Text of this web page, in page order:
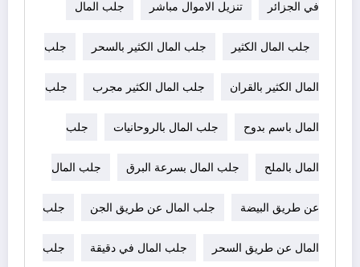
في الجزائر تنزيل الاموال مباشر جلب المال
جلب المال الكثير جلب المال الكثير بالسحر جلب
المال الكثير بالقران جلب المال الكثير مجرب جلب
المال باسم بدوح جلب المال بالروحانيات جلب
المال بالملح جلب المال بسرعة البرق جلب المال
عن طريق البيضة جلب المال عن طريق الجن جلب
المال عن طريق السحر جلب المال في دقيقة جلب